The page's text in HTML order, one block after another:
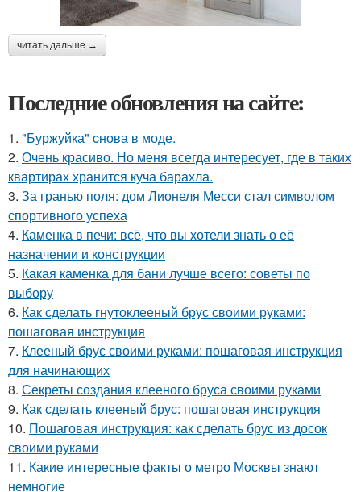
читать дальше →
Последние обновления на сайте:
1. "Буржуйка" cнова в моде.
2. Очень красиво. Но меня всегда интересует, где в таких
квартирах хранится куча барахла.
3. За гранью поля: дом Лионеля Месси стал символом
спортивного успеха
4. Каменка в печи: всё, что вы хотели знать о её
назначении и конструкции
5. Какая каменка для бани лучше всего: советы по
выбору
6. Как сделать гнутоклееный брус своими руками:
пошаговая инструкция
7. Клееный брус своими руками: пошаговая инструкция
для начинающих
8. Секреты создания клееного бруса своими руками
9. Как сделать клееный брус: пошаговая инструкция
10. Пошаговая инструкция: как сделать брус из досок
своими руками
11. Какие интересные факты о метро Москвы знают
немногие